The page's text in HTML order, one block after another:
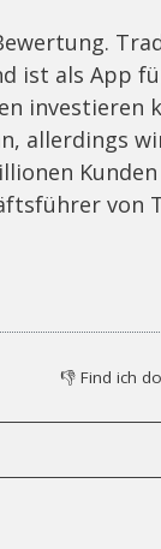
ist als App
investieren
allerdings
von
👎 Find ich